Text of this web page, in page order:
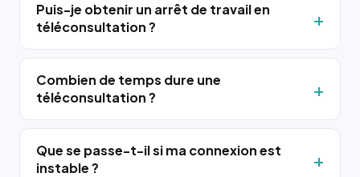
Puis-je obtenir un arrêt de travail en
téléconsultation ?
Combien de temps dure une
téléconsultation ?
Que se passe-t-il si ma connexion est
instable ?